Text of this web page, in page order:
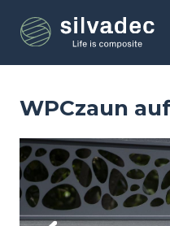
zum
Inhalt
WPCzaun
Image